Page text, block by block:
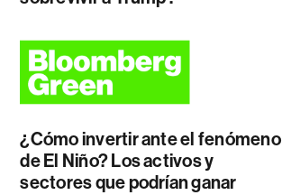
¿Cómo invertir ante el fenómeno
de El Niño? Los activos y
sectores que podrían ganar